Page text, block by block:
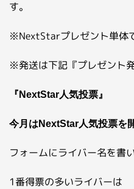
す。
※NextStarプレゼント単体
※発送は下記『プレゼント
『NextStar人気投票』
今月は NextStar人気投票を
フォームにライバー名を書
1番得票の多いライバーは